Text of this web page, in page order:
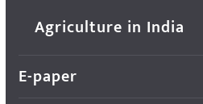
Agriculture in India
E-paper